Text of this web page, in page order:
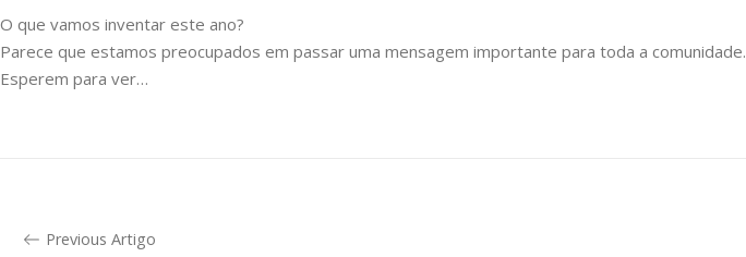
O que vamos inventar este ano?
Parece que estamos preocupados em passar uma mensagem importante para toda a comunidade.
Esperem para ver…
Previous Artigo